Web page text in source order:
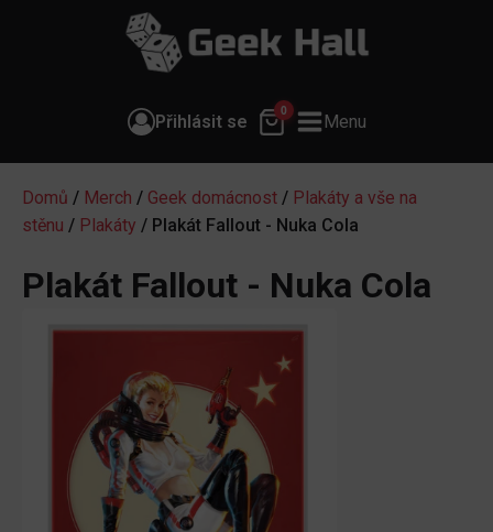
Přihlásit se
0
Menu
Domů / Merch / Geek domácnost / Plakáty a vše na
stěnu / Plakáty / Plakát Fallout - Nuka Cola
Plakát Fallout - Nuka Cola